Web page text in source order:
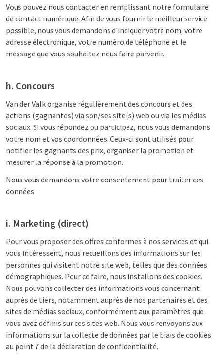
Vous pouvez nous contacter en remplissant notre formulaire
de contact numérique. Afin de vous fournir le meilleur service
possible, nous vous demandons d'indiquer votre nom, votre
adresse électronique, votre numéro de téléphone et le
message que vous souhaitez nous faire parvenir.
h. Concours
Van der Valk organise régulièrement des concours et des
actions (gagnantes) via son/ses site(s) web ou via les médias
sociaux. Si vous répondez ou participez, nous vous demandons
votre nom et vos coordonnées. Ceux-ci sont utilisés pour
notifier les gagnants des prix, organiser la promotion et
mesurer la réponse à la promotion.
Nous vous demandons votre consentement pour traiter ces
données.
i. Marketing (direct)
Pour vous proposer des offres conformes à nos services et qui
vous intéressent, nous recueillons des informations sur les
personnes qui visitent notre site web, telles que des données
démographiques. Pour ce faire, nous installons des cookies.
Nous pouvons collecter des informations vous concernant
auprès de tiers, notamment auprès de nos partenaires et des
sites de médias sociaux, conformément aux paramètres que
vous avez définis sur ces sites web. Nous vous renvoyons aux
informations sur la collecte de données par le biais de cookies
au point 7 de la déclaration de confidentialité.